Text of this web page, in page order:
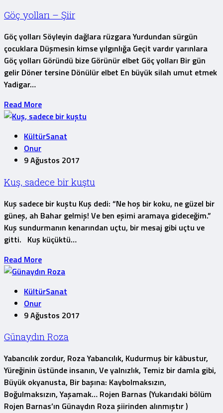
Göç yolları – Şiir
Göç yolları Söyleyin dağlara rüzgara Yurdundan sürgün
çocuklara Düşmesin kimse yılgınlığa Geçit vardır yarınlara
Göç yolları Göründü bize Görünür elbet Göç yolları Bir gün
gelir Döner tersine Dönülür elbet En büyük silah umut etmek
Yadigar…
Read More
KültürSanat
Onur
9 Ağustos 2017
Kuş, sadece bir kuştu
Kuş sadece bir kuştu Kuş dedi: “Ne hoş bir koku, ne güzel bir
güneş, ah Bahar gelmiş! Ve ben eşimi aramaya gideceğim.”
Kuş sundurmanın kenarından uçtu, bir mesaj gibi uçtu ve
gitti. Kuş küçüktü…
Read More
KültürSanat
Onur
9 Ağustos 2017
Günaydın Roza
Yabancılık zordur, Roza Yabancılık, Kudurmuş bir kâbustur,
Yüreğinin üstünde insanın, Ve yalnızlık, Temiz bir damla gibi,
Büyük okyanusta, Bir başına: Kaybolmaksızın,
Boğulmaksızın, Yaşamak… Rojen Barnas (Yukarıdaki bölüm
Rojen Barnas’ın Günaydın Roza şiirinden alınmıştır )